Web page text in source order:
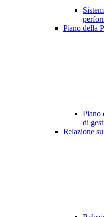
Piano della
Piano
di
Relazione